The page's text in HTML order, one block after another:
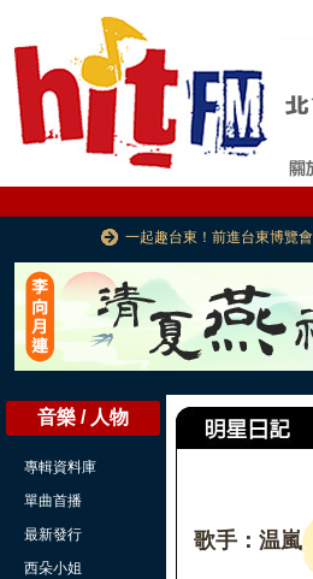
一起趣台東！前進台東博覽會
音樂 / 人物
專輯資料庫
單曲首播
最新發行
西朵小姐
歌手：温嵐